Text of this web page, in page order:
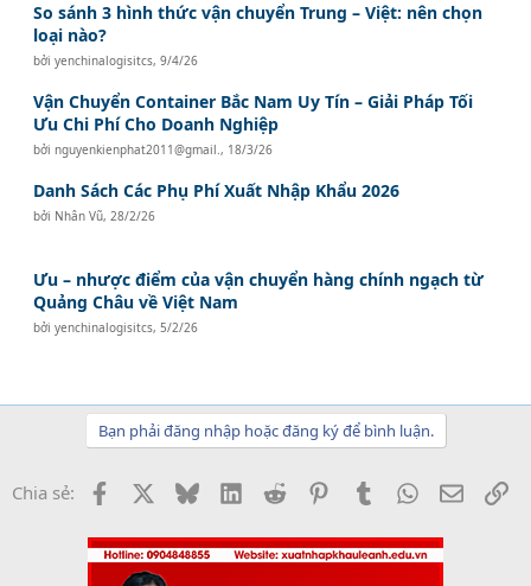
So sánh 3 hình thức vận chuyển Trung – Việt: nên chọn
loại nào?
bởiyenchinalogisitcs,9/4/26
Vận Chuyển Container Bắc Nam Uy Tín – Giải Pháp Tối
Ưu Chi Phí Cho Doanh Nghiệp
bởinguyenkienphat2011@gmail., 18/3/26
Danh Sách Các Phụ Phí Xuất Nhập Khẩu 2026
bởi Nhân Vũ,28/2/26
Ưu – nhược điểm của vận chuyển hàng chính ngạch từ
Quảng Châu về Việt Nam
bởiyenchinalogisitcs,5/2/26
Bạn phải đăng nhập hoặc đăng ký để bình luận.
Chia sẻ: Facebook BlueskyLinkedInReddit PinterestTumblrWhatsApp
Email